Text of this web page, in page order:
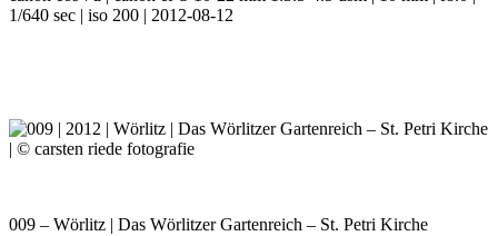
1/640 sec | iso 200 | 2012-08-12
009 – Wörlitz | Das Wörlitzer Gartenreich – St. Petri Kirche